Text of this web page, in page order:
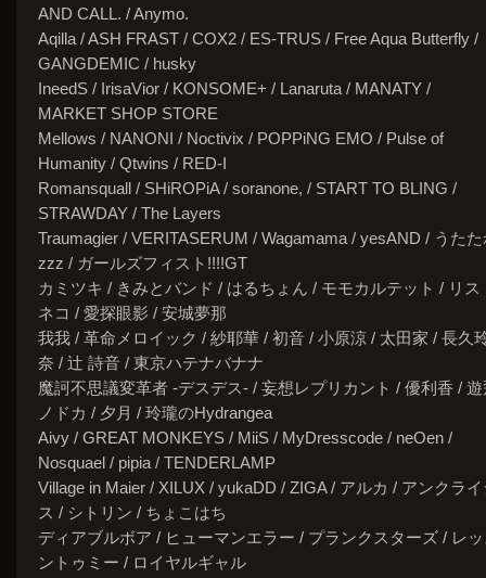
AND CALL. / Anymo.
Aqilla / ASH FRAST / COX2 / ES-TRUS / Free Aqua Butterfly /
GANGDEMIC / husky
IneedS / IrisaVior / KONSOME+ / Lanaruta / MANATY /
MARKET SHOP STORE
Mellows / NANONI / Noctivix / POPPiNG EMO / Pulse of
Humanity / Qtwins / RED-I
Romansquall / SHiROPiA / soranone, / START TO BLING /
STRAWDAY / The Layers
Traumagier / VERITASERUM / Wagamama / yesAND / うたた
zzz / ガールズフィスト!!!!GT
カミツキ / きみとバンド / はるちょん / モモカルテット / リス
ネコ / 愛探眼影 / 安城夢那
我我 / 革命メロイック / 紗耶華 / 初音 / 小原涼 / 太田家 / 長久
奈 / 辻 詩音 / 東京ハテナバナナ
魔訶不思議変革者 -デスデス- / 妄想レプリカント / 優利香 / 遊
ノドカ / 夕月 / 玲瓏のHydrangea
Aivy / GREAT MONKEYS / MiiS / MyDresscode / neOen /
Nosquael / pipia / TENDERLAMP
Village in Maier / XILUX / yukaDD / ZIGA / アルカ / アンクライ
ス / シトリン / ちょこはち
ディアブルボア / ヒューマンエラー / プランクスターズ / レ
ントゥミー / ロイヤルギャル